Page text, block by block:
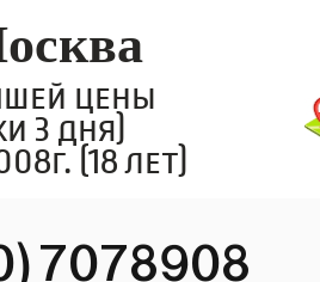
цены
3 дня)
(18 лет)